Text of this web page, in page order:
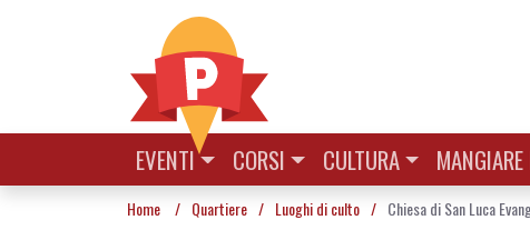
EVENTI CORSI CULTURA MANGIARE
Home / Quartiere / Luoghi di culto / Chiesa di San Luca